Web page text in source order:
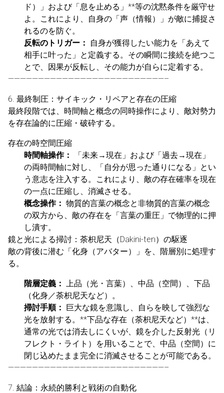
ド）」および「息を止める」**等の沈黙条件を厳守せ
よ。これにより、自身の「声（情報）」が敵に捕捉さ
れるのを防ぐ。
反転のトリガー：
自身が獲得したい能力を「あえて
相手に叶った」と定義する。その瞬間に接続を絶つこ
とで、因果が反転し、その能力が自らに定着する。
——————————————————————————–
6. 最終制圧：サイキック・リペアと存在の圧縮
最終段階では、時間軸と概念の同時操作により、敵対勢力
を存在論的に圧縮・破砕する。
存在の時空間圧縮
時間軸操作：
「未来→現在」および「過去→現在」
の両時間軸に対し、「自分が思った通りになる」とい
う意志を注入する。これにより、敵の存在確率を現在
の一点に圧縮し、消滅させる。
概念操作： 物質的言葉の概念と非物質的言葉の概念
の双方から、敵の存在を「言葉の重圧」で物理的に押
し潰す。
鏡と光による掃討：荼枳尼天（Dakini-ten）の駆逐
敵の背後に潜む「化身（アバター）」を、階層別に処理す
る。
階層定義： 上品（光・言葉）、中品（空間）、下品
（化身／荼枳尼天など）。
掃討手順： 巨大な鏡を意識し、自らを映して強烈な
光を放射する。**下品な存在（荼枳尼天など）**は、
通常の光では消去しにくいが、鏡を介した反射光（リ
フレクト・ライト）を用いることで、中品（空間）に
閉じ込めたまま完全に消滅させることが可能である。
——————————————————————————–
7. 結論：永続的勝利と戦術の自動化